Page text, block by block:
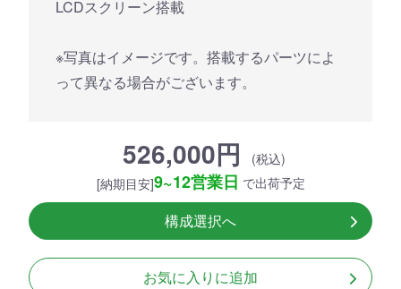
LCDスクリーン搭載
※写真はイメージです。搭載するパーツによ
って異なる場合がございます。
526,000円
(税込)
[納期目安]9~12営業日 で出荷予定
構成選択へ
お気に入りに追加